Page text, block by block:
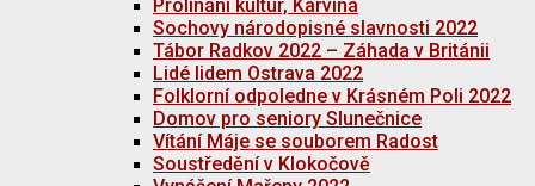
Prolínání kultur, Karviná
Sochovy národopisné slavnosti 2022
Tábor Radkov 2022 – Záhada v Británii
Lidé lidem Ostrava 2022
Folklorní odpoledne v Krásném Poli 2022
Domov pro seniory Slunečnice
Vítání Máje se souborem Radost
Soustředění v Klokočově